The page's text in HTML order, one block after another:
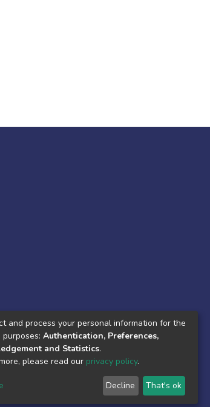
and process your personal information for the
Authentication, Preferences,
and Statistics.
please read our privacy policy.
Decline That's ok